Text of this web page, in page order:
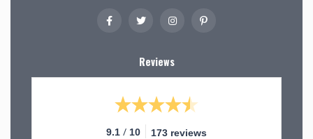
Reviews
9.1 / 10 173 reviews